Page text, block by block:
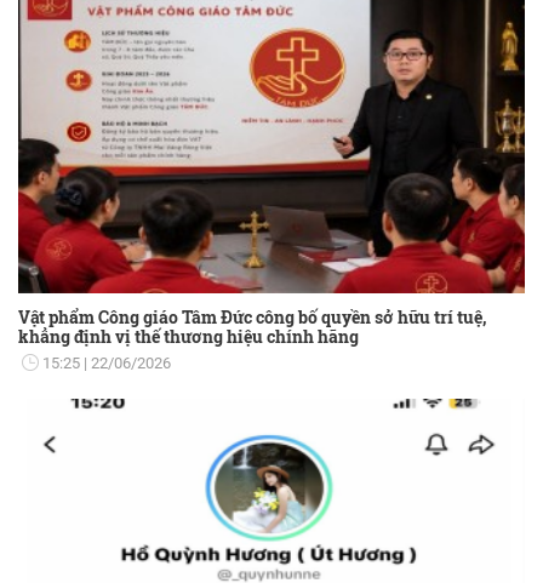
Vật phẩm Công giáo Tâm Đức công bố quyền sở hữu trí tuệ,
khẳng định vị thế thương hiệu chính hãng
15:25 22/06/2026